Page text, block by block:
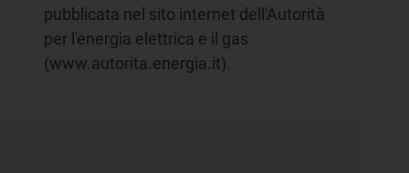
pubblicata nel sito internet dell'Autorità
per l'energia elettrica e il gas
(www.autorita.energia.it).